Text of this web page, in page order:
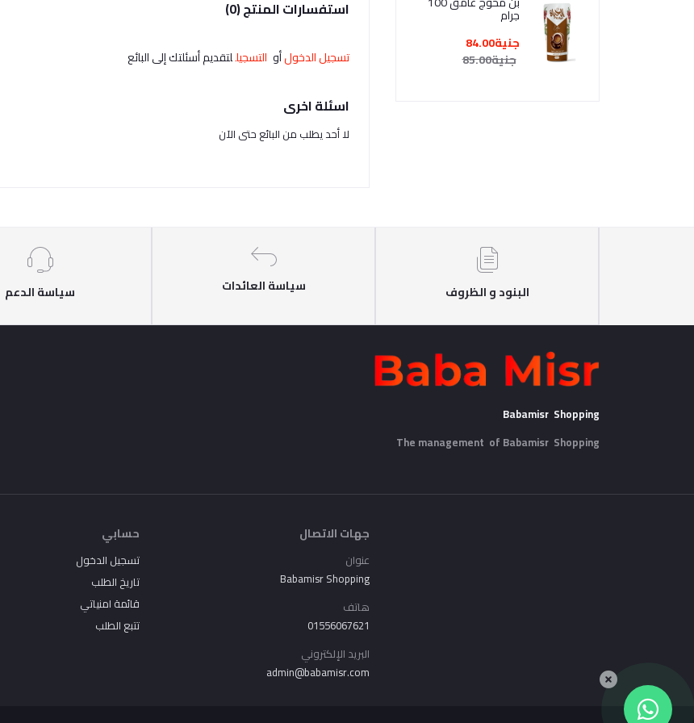
جرام
جنية84.00
جنية85.00
استفسارات المنتج (0)
تسجيل الدخولأو التسجيللتقديم أسئلتك إلى البائع
اسئلة اخرى
لا أحد يطلب من البائع حتى الآن
البنود و الظروف سياسة العائدات سياسة الدعم
Babamisr Shopping
The management of Babamisr Shopping
جهات الاتصال
عنوان
Babamisr Shopping
هاتف
01556067621
البريد الإلكتروني
admin@babamisr.com
حسابي
تسجيل الدخول
تاريخ الطلب
قائمة امنياتي
تتبع الطلب